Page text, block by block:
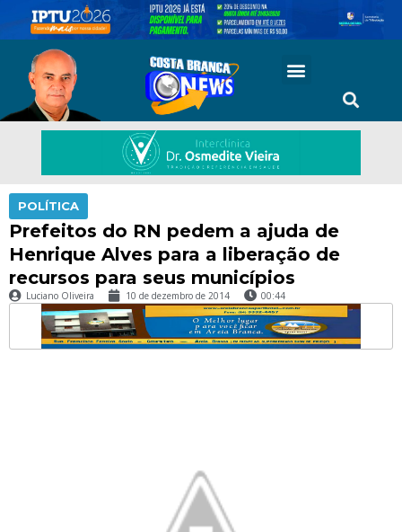
POLÍTICA
Prefeitos do RN pedem a ajuda de
Henrique Alves para a liberação de
recursos para seus municípios
Luciano Oliveira 10 de dezembro de 2014 00:44